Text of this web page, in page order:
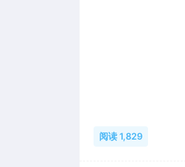
阅读 1,829